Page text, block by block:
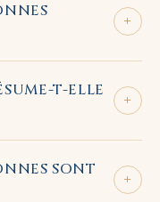
+
T-ELLE
+
SONT
+